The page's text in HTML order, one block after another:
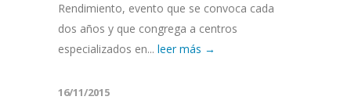
Rendimiento, evento que se convoca cada
dos años y que congrega a centros
especializados en... leer más →
16/11/2015